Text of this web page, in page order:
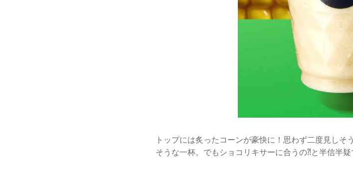
トップには炙ったコーンが豪快に！思わず二度見し
そうな一杯。でもショコリキサーに合うの⁈と半信半